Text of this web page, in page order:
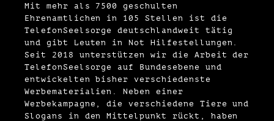
Mit mehr als 7500 geschulten
Ehrenamtlichen in 105 Stellen ist die
TelefonSeelsorge deutschlandweit tätig
und gibt Leuten in Not Hilfestellungen.
Seit 2018 unterstützen wir die Arbeit der
TelefonSeelsorge auf Bundesebene und
entwickelten bisher verschiedenste
Werbematerialien. Neben einer
Werbekampagne, die verschiedene Tiere und
Slogans in den Mittelpunkt rückt, haben